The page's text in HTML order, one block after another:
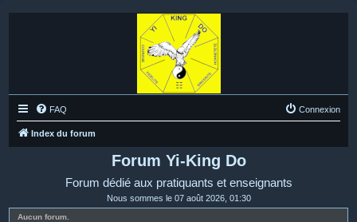
FAQ Connexion
Index du forum
Forum Yi-King Do
Forum dédié aux pratiquants et enseignants
Nous sommes le 07 août 2026, 01:30
Aucun forum.